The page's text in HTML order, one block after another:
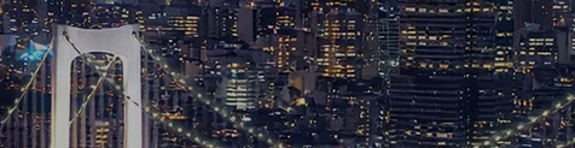
社会